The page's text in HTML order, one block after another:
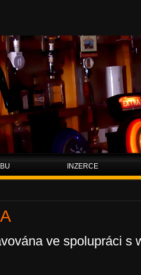
INZERCE
ve spolupráci s